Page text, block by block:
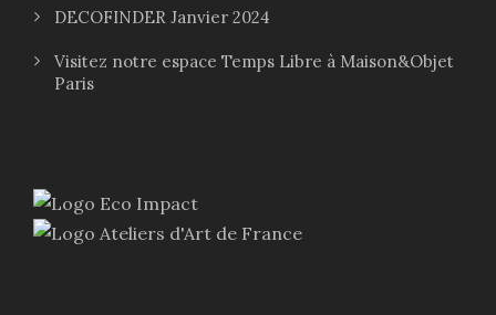
DECOFINDER Janvier 2024
Visitez notre espace Temps Libre à Maison&Objet
Paris